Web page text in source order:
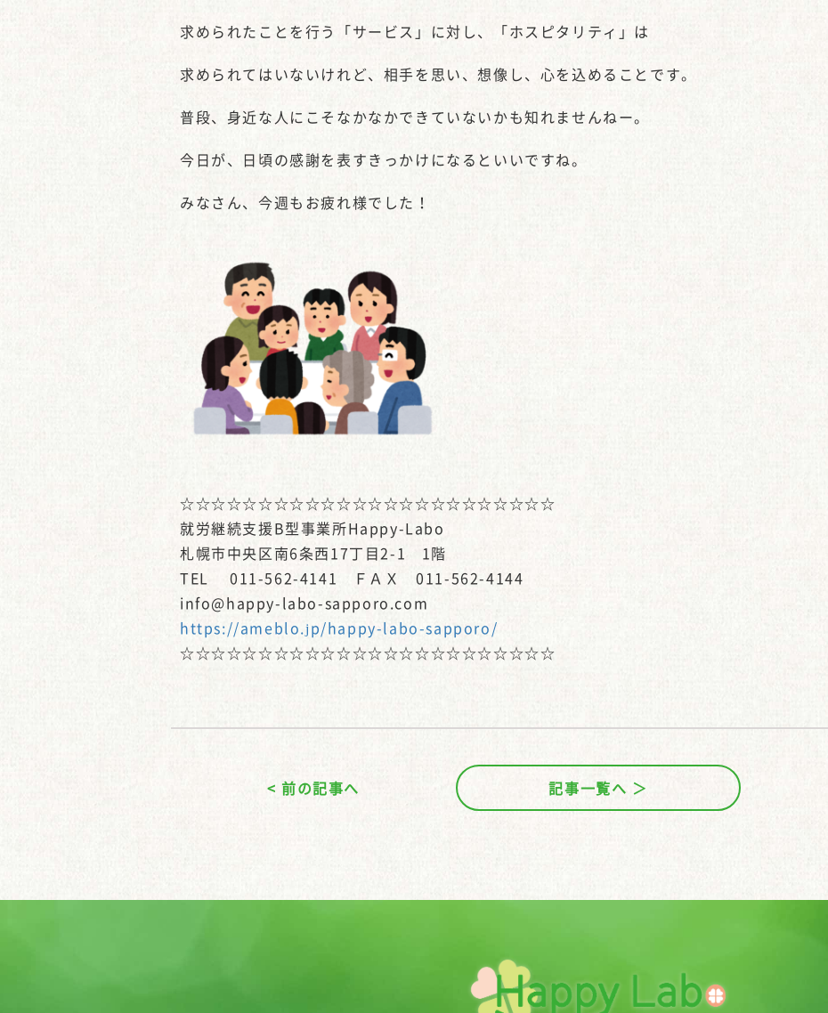
求められたことを行う「サービス」に対し、「ホスピタリティ」は
求められてはいないけれど、相手を思い、想像し、心を込めることです。
普段、身近な人にこそなかなかできていないかも知れませんねー。
今日が、日頃の感謝を表すきっかけになるといいですね。
みなさん、今週もお疲れ様でした！
☆☆☆☆☆☆☆☆☆☆☆☆☆☆☆☆☆☆☆☆☆☆☆☆
就労継続支援B型事業所Happy-Labo
札幌市中央区南6条西17丁目2-1 1階
TEL 011-562-4141 ＦＡＸ 011-562-4144
info@happy-labo-sapporo.com
https://ameblo.jp/happy-labo-sapporo/
☆☆☆☆☆☆☆☆☆☆☆☆☆☆☆☆☆☆☆☆☆☆☆☆
< 前の記事へ 記事一覧へ ＞